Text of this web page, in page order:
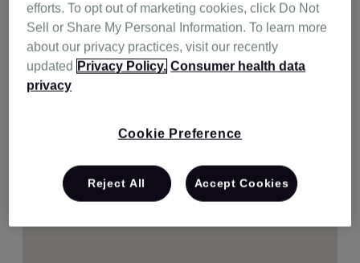
efforts. To opt out of marketing cookies, click Do Not
Sell or Share My Personal Information. To learn more
about our privacy practices, visit our recently
updated Privacy Policy. Consumer health data
privacy
Cookie Preference
Reject All Accept Cookies